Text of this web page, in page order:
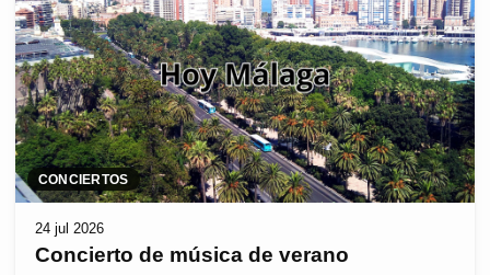
CONCIERTOS
24 jul 2026
Concierto de música de verano